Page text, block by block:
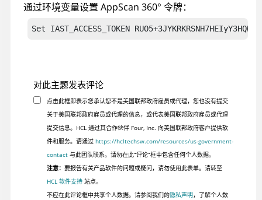
通过环境变量设置 AppScan 360° 令牌：
Set IAST_ACCESS_TOKEN
对此主题发表评论
点击此框即表示您承认您不是美国联邦政府雇员或代理，您也没有提交
关于美国联邦政府雇员或代理的信息，或代表美国联邦政府雇员或代理
提交信息。HCL 通过其合作伙伴 Four, Inc. 向美国联邦政府客户提供软
件和服务。请通过 https://hcltechsw.com/resources/us-government-
contact与此团队联系。请勿在此“评论”框中包含任何个人数据。
注意： 要报告有关产品软件的问题或疑问，请勿使用此表单。请转至
HCL 软件支持站点。
不应在此评论框中共享个人数据。请参阅我们的隐私声明，了解个人数